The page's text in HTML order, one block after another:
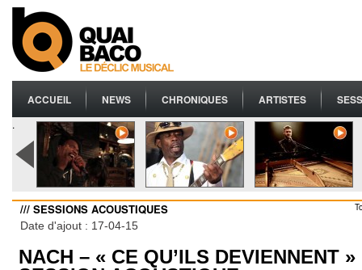
ACCUEIL NEWS CHRONIQUES ARTISTES
.
/// SESSIONS ACOUSTIQUES
Date d'ajout : 17-04-15
NACH – « CE QU’ILS DEVIENNENT »